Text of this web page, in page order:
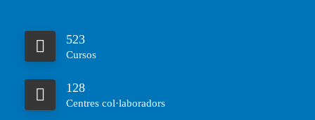
523
Cursos
128
Centres col·laboradors